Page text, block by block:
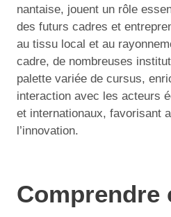
nantaise, jouent un rôle
des futurs cadres et
au tissu local et au
cadre, de nombreuses
palette variée de cursus,
interaction avec les acteurs
et internationaux, favorisant
l’innovation.
Comprendre